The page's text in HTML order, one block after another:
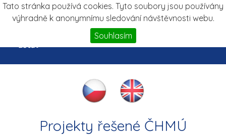
Tato stránka používá cookies. Tyto soubory jsou používány
výhradně k anonymnímu sledování návštěvnosti webu.
Souhlasím
Projekty řešené ČHMÚ